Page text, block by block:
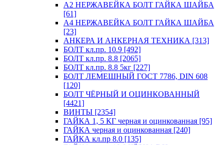
А2 НЕРЖАВЕЙКА БОЛТ ГАЙКА ШАЙБА
[61]
А4 НЕРЖАВЕЙКА БОЛТ ГАЙКА ШАЙБА
[23]
АНКЕРА И АНКЕРНАЯ ТЕХНИКА [313]
БОЛТ кл.пр. 10.9 [492]
БОЛТ кл.пр. 8.8 [2065]
БОЛТ кл.пр. 8.8 5кг [227]
БОЛТ ЛЕМЕШНЫЙ ГОСТ 7786, DIN 608
[120]
БОЛТ ЧЁРНЫЙ И ОЦИНКОВАННЫЙ
[4421]
ВИНТЫ [2354]
ГАЙКА 1, 5 КГ черная и оцинкованная [95]
ГАЙКА черная и оцинкованная [240]
ГАЙКА кл.пр 8.0 [135]